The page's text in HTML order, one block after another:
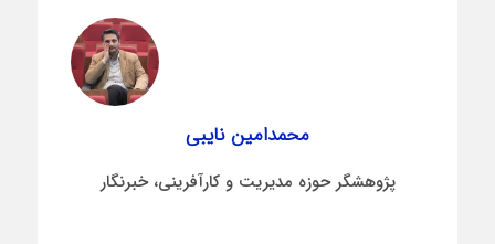
محمدامین نایبی
پژوهشگر حوزه مدیریت و کارآفرینی، خبرنگار